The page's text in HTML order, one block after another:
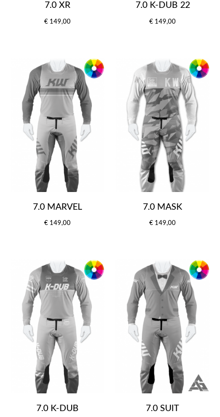
7.0 XR
€ 149,00
7.0 K-DUB 22
€ 149,00
7.0 MARVEL
€ 149,00
7.0 MASK
€ 149,00
7.0 K-DUB 7.0 SUIT